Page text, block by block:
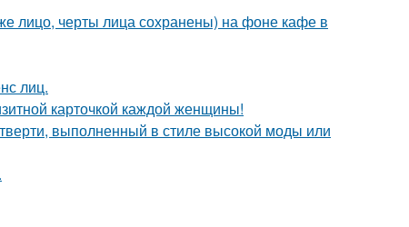
лицо, черты лица сохранены) на фоне кафе в
лиц.
карточкой каждой женщины!
выполненный в стиле высокой моды или